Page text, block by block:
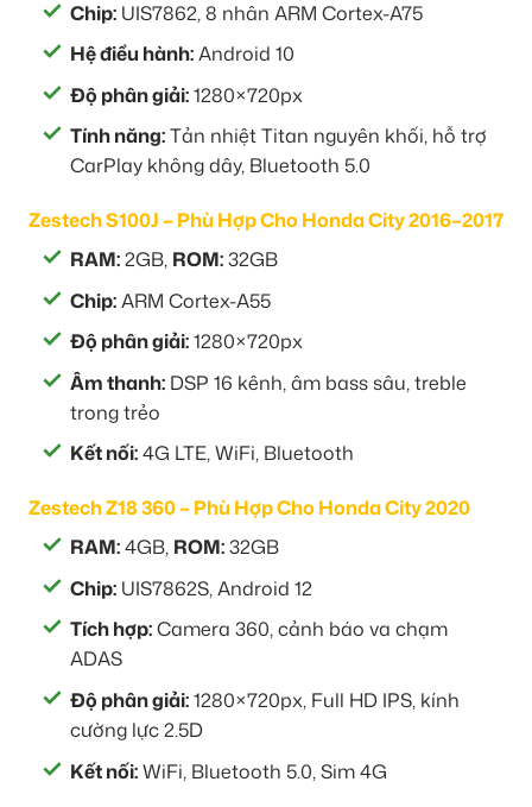
Chip: UIS7862, 8 nhân ARM Cortex-A75
Hệ điều hành:Android 10
Độ phân giải:1280×720px
Tính năng:Tản nhiệt Titan nguyên khối, hỗ trợ
CarPlay không dây, Bluetooth 5.0
Zestech S100J – Phù Hợp Cho Honda City 2016–2017
RAM:2GB, ROM:32GB
Chip:ARM Cortex-A55
Độ phân giải:1280×720px
Âm thanh: DSP 16 kênh, âm bass sâu, treble
trong trẻo
Kết nối:4G LTE, WiFi, Bluetooth
Zestech Z18 360 – Phù Hợp Cho Honda City 2020
RAM:4GB, ROM:32GB
Chip: UIS7862S, Android 12
Tích hợp:Camera 360, cảnh báo va chạm
ADAS
Độ phân giải:1280×720px, Full HD IPS, kính
cường lực 2.5D
Kết nối:WiFi, Bluetooth 5.0, Sim 4G